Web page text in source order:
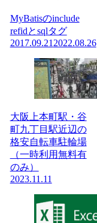
MyBatisのinclude
refidとsqlタグ
2017.09.21 2022.08.26
大阪上本町駅・谷
町九丁目駅近辺の
格安自転車駐輪場
（一時利用無料有
のみ）
2023.11.11